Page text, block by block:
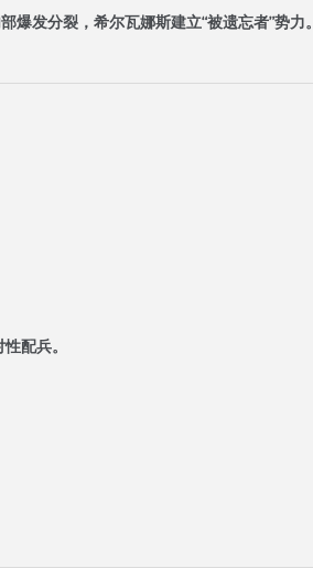
发分裂，希尔瓦娜斯建立“被遗忘者”势力。
配兵。